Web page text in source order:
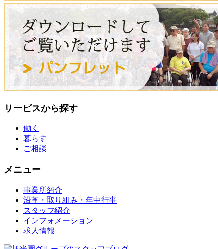
サービスから探す
働く
暮らす
ご相談
メニュー
事業所紹介
沿革・取り組み・年中行事
スタッフ紹介
インフォメーション
求人情報